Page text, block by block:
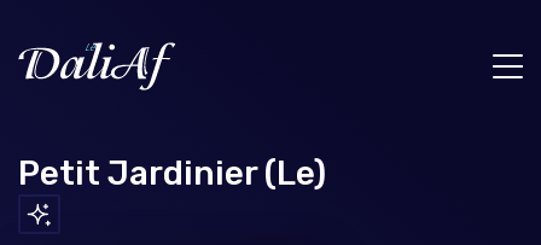
Petit Jardinier (Le)